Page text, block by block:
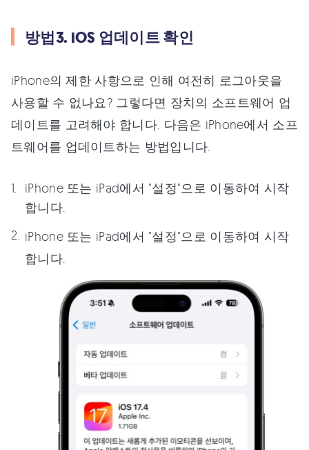
방법3. iOS 업데이트 확인
iPhone의 제한 사항으로 인해 여전히 로그아웃을
사용할 수 없나요? 그렇다면 장치의 소프트웨어 업
데이트를 고려해야 합니다. 다음은 iPhone에서 소프
트웨어를 업데이트하는 방법입니다.
iPhone 또는 iPad에서 "설정"으로 이동하여 시작
합니다.
iPhone 또는 iPad에서 "설정"으로 이동하여 시작
합니다.